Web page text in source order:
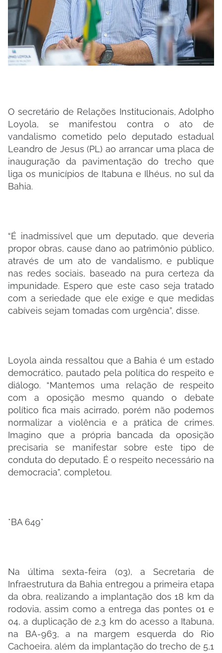
O secretário de Relações Institucionais, Adolpho
Loyola, se manifestou contra o ato de
vandalismo cometido pelo deputado estadual
Leandro de Jesus (PL) ao arrancar uma placa de
inauguração da pavimentação do trecho que
liga os municípios de Itabuna e Ilhéus, no sul da
Bahia.
“É inadmissível que um deputado, que deveria
propor obras, cause dano ao patrimônio público,
através de um ato de vandalismo, e publique
nas redes sociais, baseado na pura certeza da
impunidade. Espero que este caso seja tratado
com a seriedade que ele exige e que medidas
cabíveis sejam tomadas com urgência”, disse.
Loyola ainda ressaltou que a Bahia é um estado
democrático, pautado pela política do respeito e
diálogo. “Mantemos uma relação de respeito
com a oposição mesmo quando o debate
político fica mais acirrado, porém não podemos
normalizar a violência e a prática de crimes.
Imagino que a própria bancada da oposição
precisaria se manifestar sobre este tipo de
conduta do deputado. É o respeito necessário na
democracia”, completou.
*BA 649*
Na última sexta-feira (03), a Secretaria de
Infraestrutura da Bahia entregou a primeira etapa
da obra, realizando a implantação dos 18 km da
rodovia, assim como a entrega das pontes 01 e
04, a duplicação de 2,3 km do acesso a Itabuna,
na BA-963, a na margem esquerda do Rio
Cachoeira, além da implantação do trecho de 5,1